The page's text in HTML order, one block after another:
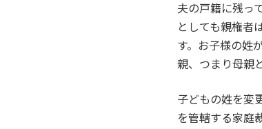
夫の戸籍に残っ
としても親権者
す。お子様の姓
親、つまり母親
子どもの姓を変
を管轄する家庭